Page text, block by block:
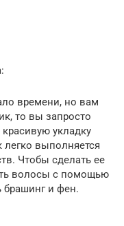
времени, но вам
то вы запросто
укладку
легко выполняется
Чтобы сделать ее
волосы с помощью
брашинг и фен.